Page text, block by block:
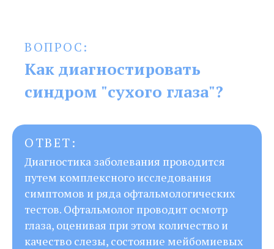
ВОПРОС:
Как диагностировать
синдром "сухого глаза"?
ОТВЕТ:
Диагностика заболевания проводится
путем комплексного исследования
симптомов и ряда офтальмологических
тестов. Офтальмолог проводит осмотр
глаза, оценивая при этом количество и
качество слезы, состояние мейбомиевых